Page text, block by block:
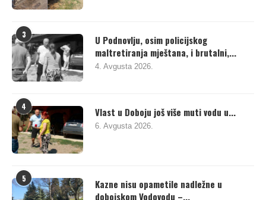
3
U Podnovlju, osim policijskog
maltretiranja mještana, i brutalni,...
4. Avgusta 2026.
4 Vlast u Doboju još više muti vodu u...
6. Avgusta 2026.
5
Kazne nisu opametile nadležne u
dobojskom Vodovodu –...